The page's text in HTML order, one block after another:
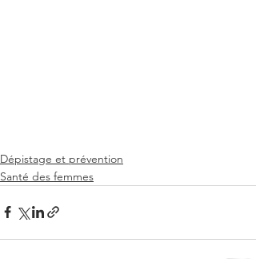
Dépistage et prévention
Santé des femmes